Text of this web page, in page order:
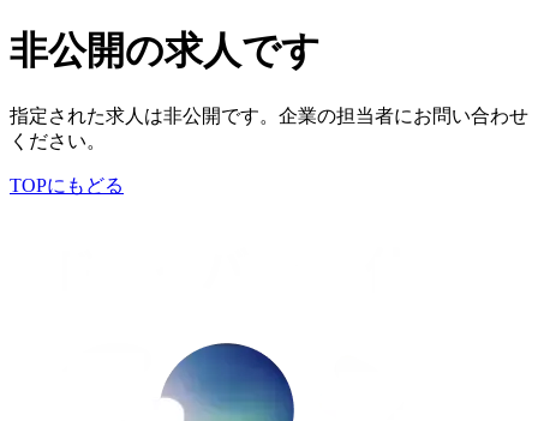
非公開の求人です
指定された求人は非公開です。企業の担当者にお問い合わせ
ください。
TOPにもどる